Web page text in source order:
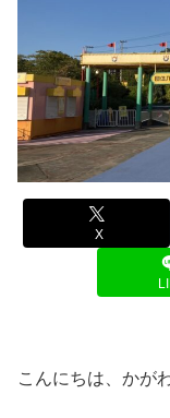
X
こんにちは、かが